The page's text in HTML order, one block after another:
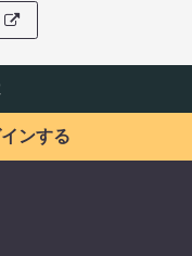
ンする